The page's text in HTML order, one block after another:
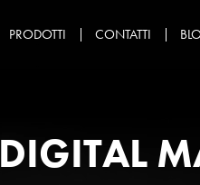
PRODOTTI CONTATTI
DIGITAL